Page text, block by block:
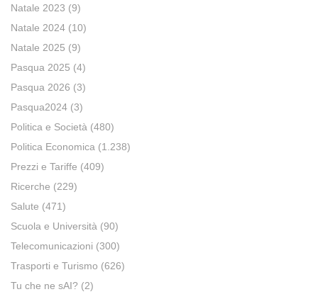
Natale 2023 (9)
Natale 2024 (10)
Natale 2025 (9)
Pasqua 2025 (4)
Pasqua 2026 (3)
Pasqua2024 (3)
Politica e Società (480)
Politica Economica (1.238)
Prezzi e Tariffe (409)
Ricerche (229)
Salute (471)
Scuola e Università (90)
Telecomunicazioni (300)
Trasporti e Turismo (626)
Tu che ne sAI? (2)